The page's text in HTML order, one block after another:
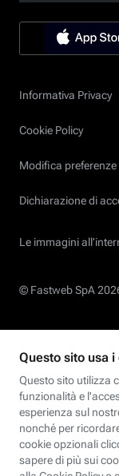
Informativa Privacy
Cookie Policy
Modifica preferenze
Dichiarazione di
Le immagini
© Fastweb SpA